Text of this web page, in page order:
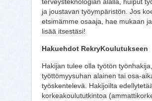
ja joustavan työympäristön. Jos
etsimämme osaaja, hae mukaan
lisää itsestäsi!
Hakuehdot RekryKoulutukseen
Hakijan tulee olla työtön työnhakija,
työttömyysuhan alainen tai osa-
työskentelevä. Hakijoilta
korkeakoulututkintoa